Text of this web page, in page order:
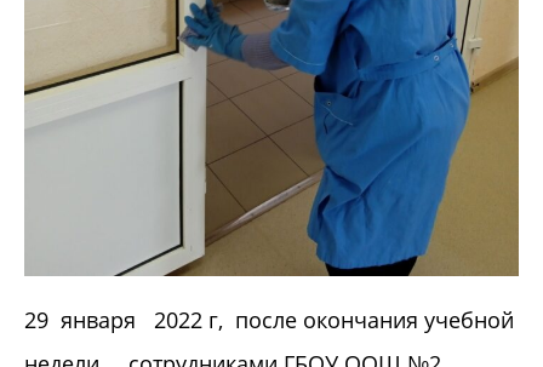
29 января 2022 г, после окончания учебной